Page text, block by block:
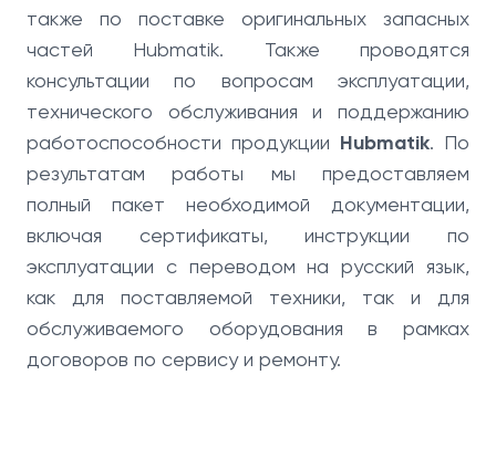
также по поставке оригинальных запасных
частей Hubmatik. Также проводятся
консультации по вопросам эксплуатации,
технического обслуживания и поддержанию
работоспособности продукции Hubmatik. По
результатам работы мы предоставляем
полный пакет необходимой документации,
включая сертификаты, инструкции по
эксплуатации с переводом на русский язык,
как для поставляемой техники, так и для
обслуживаемого оборудования в рамках
договоров по сервису и ремонту.